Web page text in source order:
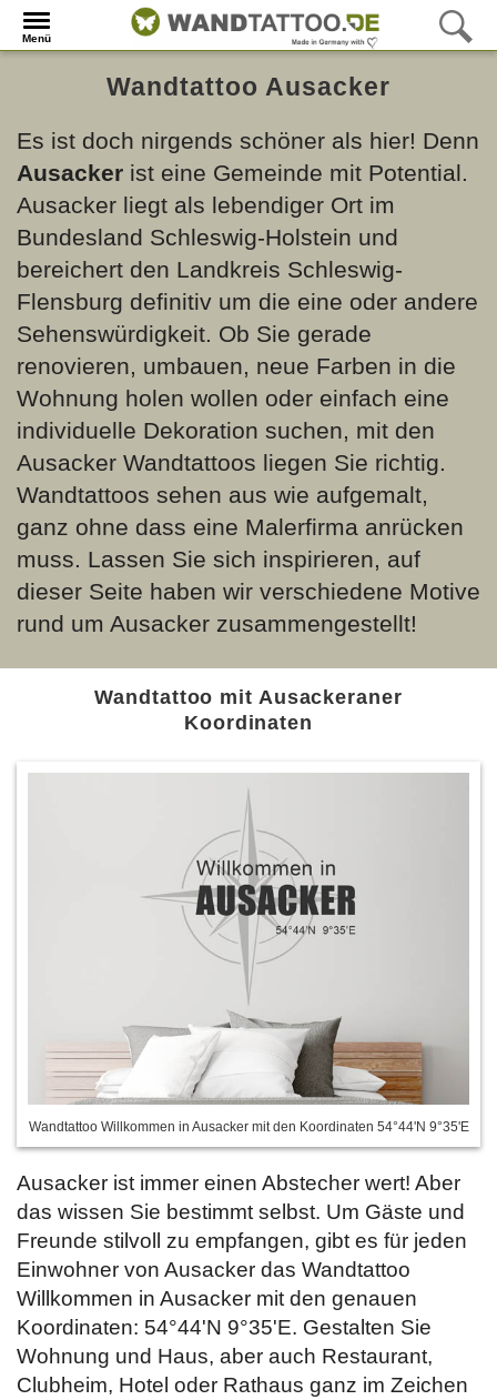
Menü
Wandtattoo Ausacker
Es ist doch nirgends schöner als hier! Denn
Ausacker ist eine Gemeinde mit Potential.
Ausacker liegt als lebendiger Ort im
Bundesland Schleswig-Holstein und
bereichert den Landkreis Schleswig-
Flensburg definitiv um die eine oder andere
Sehenswürdigkeit. Ob Sie gerade
renovieren, umbauen, neue Farben in die
Wohnung holen wollen oder einfach eine
individuelle Dekoration suchen, mit den
Ausacker Wandtattoos liegen Sie richtig.
Wandtattoos sehen aus wie aufgemalt,
ganz ohne dass eine Malerfirma anrücken
muss. Lassen Sie sich inspirieren, auf
dieser Seite haben wir verschiedene Motive
rund um Ausacker zusammengestellt!
Wandtattoo mit Ausackeraner
Koordinaten
Wandtattoo Willkommen in Ausacker mit den Koordinaten 54°44'N 9°35'E
Ausacker ist immer einen Abstecher wert! Aber
das wissen Sie bestimmt selbst. Um Gäste und
Freunde stilvoll zu empfangen, gibt es für jeden
Einwohner von Ausacker das Wandtattoo
Willkommen in Ausacker mit den genauen
Koordinaten: 54°44'N 9°35'E. Gestalten Sie
Wohnung und Haus, aber auch Restaurant,
Clubheim, Hotel oder Rathaus ganz im Zeichen